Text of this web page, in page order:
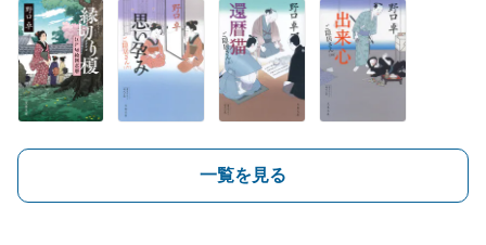
一覧を見る